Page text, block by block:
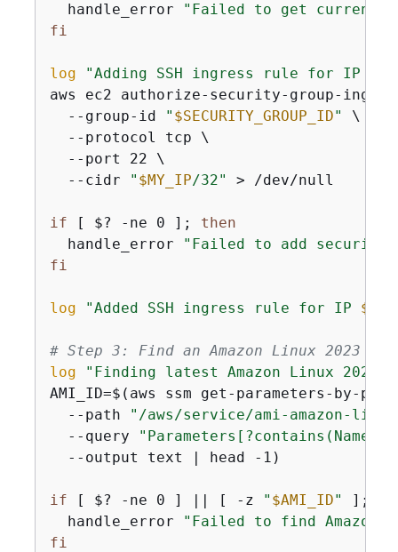
  handle_error
"Failed to get current
fi
log "Adding SSH ingress rule for IP
aws ec2 authorize-security-group-
  --group-id
" $SECURITY_GROUP_ID"
\
  --protocol tcp \
  --port 22 \
  --cidr
" $MY_IP/32" > /dev/null
if [ $? -ne 0 ]; then
  handle_error
"Failed to add security
fi
log "Added SSH ingress rule for IP
# Step 3: Find an Amazon Linux 2023
log
"Finding latest Amazon Linux 2023
AMI_ID=$(aws ssm get-parameters-by-
  --path
"/aws/service/ami-amazon-
  --query
  --output text | head -1)
if [ $? -ne 0 ] || [ -z " $AMI_ID" ];
  handle_error
"Failed to find Amazon
fi